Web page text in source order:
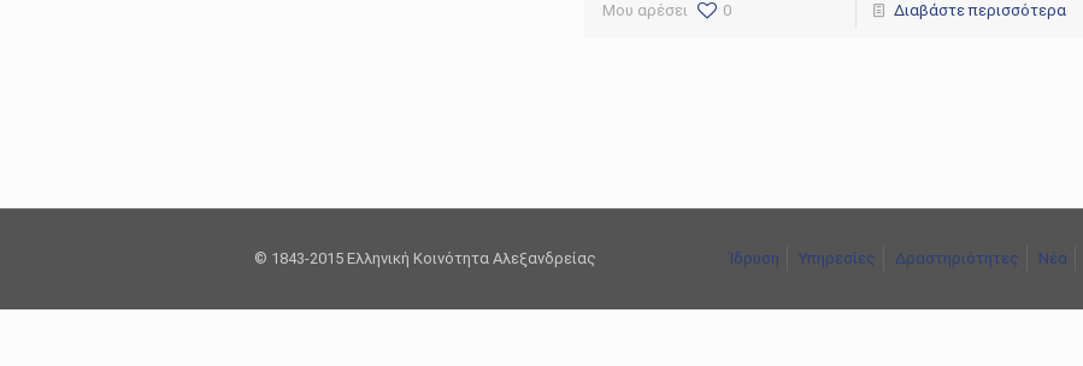
Μου αρέσει 0 Διαβάστε περισσότερα
© 1843-2015 Ελληνική Κοινότητα Αλεξανδρείας Ίδρυση Υπηρεσίες Δραστηριότητες Νέα